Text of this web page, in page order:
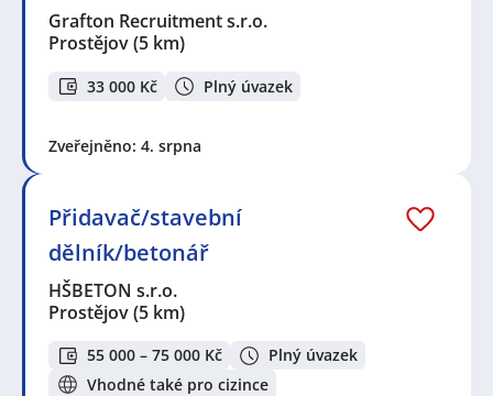
Grafton Recruitment s.r.o.
Prostějov(5 km)
33 000 Kč Plný úvazek
Zveřejněno: 4. srpna
Přidavač/stavební
dělník/betonář
HŠBETON s.r.o.
Prostějov(5 km)
55 000 – 75 000 Kč
Plný úvazek
Vhodné také pro cizince